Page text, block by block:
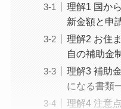
理解1 国か
新金額と申
理解2 お住
自の補助金
理解3 補助
になる書類
理解4 注意